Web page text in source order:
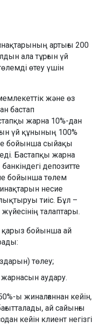
артығы 200
ала тұрғын үй
өтеу үшін
және өз
бастап
жарна 10%-дан
үй құнының 100%
бойынша сыйақы
Бастапқы жарна
депозитте
бойынша төлем
несие
тиіс. Бұл –
талаптары.
қарыз бойынша ай
төлеу;
аудару.
ы жиналғаннан кейін,
ай сайынғы
кейін клиент негізгі